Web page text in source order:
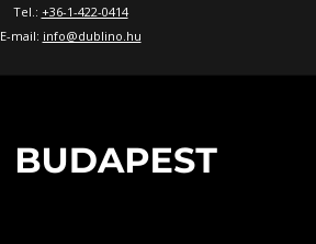
Tel.: +36-1-422-0414
E-mail: info@dublino.hu